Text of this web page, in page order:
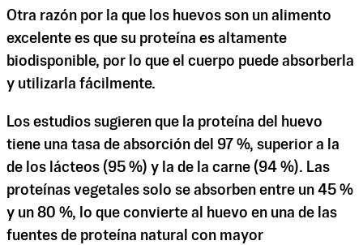
Otra razón por la que los huevos son un alimento
excelente es que su proteína es altamente
biodisponible, por lo que el cuerpo puede absorberla
y utilizarla fácilmente.
Los estudios sugieren que la proteína del huevo
tiene una tasa de absorción del 97 %, superior a la
de los lácteos (95 %) y la de la carne (94 %). Las
proteínas vegetales solo se absorben entre un 45 %
y un 80 %, lo que convierte al huevo en una de las
fuentes de proteína natural con mayor